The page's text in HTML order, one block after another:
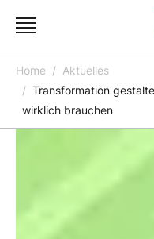
Home
Aktuelles
Transformation
wirklich brauchen